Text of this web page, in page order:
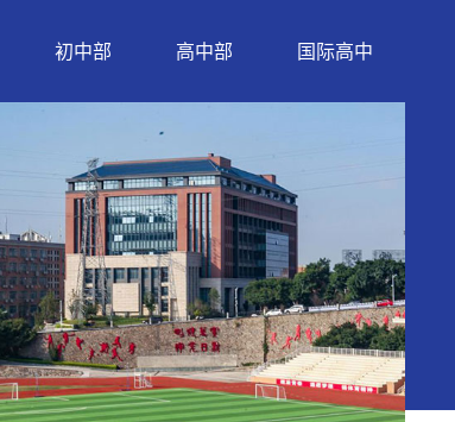
初中部 高中部 国际高中